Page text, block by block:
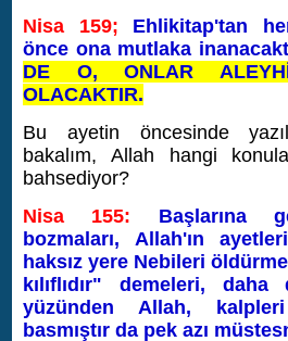
Nisa 159; Ehlikitap'tan
önce ona mutlaka
DE O, ONLAR
OLACAKTIR.
Bu ayetin öncesinde
bakalım, Allah hangi
bahsediyor?
Nisa 155: Başlarına
bozmaları, Allah'ın
haksız yere Nebileri
kılıflıdır" demeleri,
yüzünden Allah,
basmıştır da pek azı